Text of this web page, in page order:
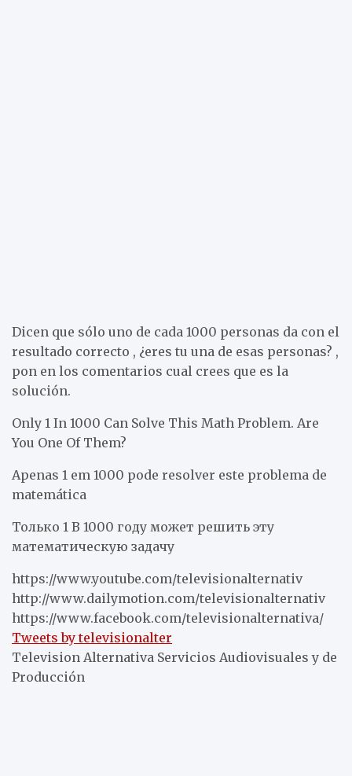
Dicen que sólo uno de cada 1000 personas da con el
resultado correcto , ¿eres tu una de esas personas? ,
pon en los comentarios cual crees que es la
solución.
Only 1 In 1000 Can Solve This Math Problem. Are
You One Of Them?
Apenas 1 em 1000 pode resolver este problema de
matemática
Только 1 В 1000 году может решить эту
математическую задачу
https://www.youtube.com/televisionalternativ
http://www.dailymotion.com/televisionalternativ
https://www.facebook.com/televisionalternativa/
Tweets by televisionalter
Television Alternativa Servicios Audiovisuales y de
Producción